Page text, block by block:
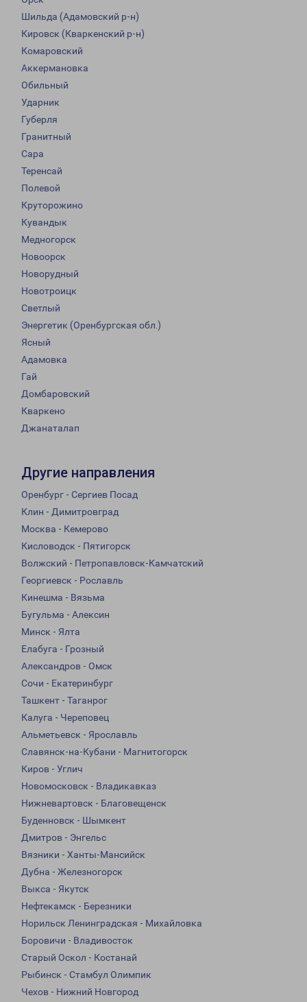
Шильда (Адамовский р-н)
Кировск (Кваркенский р-н)
Комаровский
Аккермановка
Обильный
Ударник
Губерля
Гранитный
Сара
Теренсай
Полевой
Круторожино
Кувандык
Медногорск
Новоорск
Новорудный
Новотроицк
Светлый
Энергетик (Оренбургская обл.)
Ясный
Адамовка
Гай
Домбаровский
Кваркено
Джанаталап
Другие направления
Оренбург - Сергиев Посад
Клин - Димитровград
Москва - Кемерово
Кисловодск - Пятигорск
Волжский - Петропавловск-Камчатский
Георгиевск - Рославль
Кинешма - Вязьма
Бугульма - Алексин
Минск - Ялта
Елабуга - Грозный
Александров - Омск
Сочи - Екатеринбург
Ташкент - Таганрог
Калуга - Череповец
Альметьевск - Ярославль
Славянск-на-Кубани - Магнитогорск
Киров - Углич
Новомосковск - Владикавказ
Нижневартовск - Благовещенск
Буденновск - Шымкент
Дмитров - Энгельс
Вязники - Ханты-Мансийск
Дубна - Железногорск
Выкса - Якутск
Нефтекамск - Березники
Норильск Ленинградская - Михайловка
Боровичи - Владивосток
Старый Оскол - Костанай
Рыбинск - Стамбул Олимпик
Чехов - Нижний Новгород